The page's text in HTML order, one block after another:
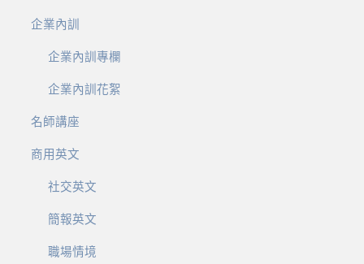
企業內訓
企業內訓專欄
企業內訓花絮
名師講座
商用英文
社交英文
簡報英文
職場情境